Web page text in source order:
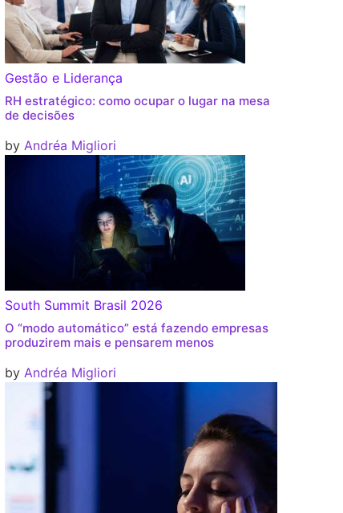
Gestão e Liderança
RH estratégico: como ocupar o lugar na mesa
de decisões
by Andréa Migliori
South Summit Brasil 2026
O “modo automático” está fazendo empresas
produzirem mais e pensarem menos
by Andréa Migliori